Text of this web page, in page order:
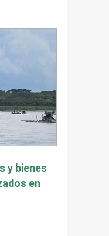
y bienes
en